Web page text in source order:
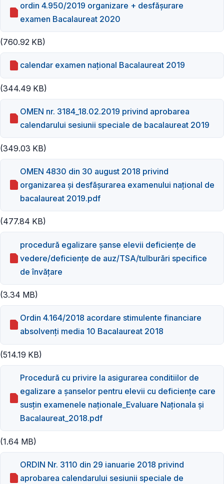
ordin 4.950/2019 organizare + desfășurare
examen Bacalaureat 2020
(760.92 KB)
calendar examen național Bacalaureat 2019
(344.49 KB)
OMEN nr. 3184_18.02.2019 privind aprobarea
calendarului sesiunii speciale de bacalaureat 2019
(349.03 KB)
OMEN 4830 din 30 august 2018 privind
organizarea şi desfăşurarea examenului naţional de
bacalaureat 2019.pdf
(477.84 KB)
procedură egalizare șanse elevii deficiențe de
vedere/deficiențe de auz/TSA/tulburări specifice
de învățare
(3.34 MB)
Ordin 4.164/2018 acordare stimulente financiare
absolvenți media 10 Bacalaureat 2018
(514.19 KB)
Procedură cu privire la asigurarea conditiilor de
egalizare a șanselor pentru elevii cu deficiențe care
susțin examenele naționale_Evaluare Naționala și
Bacalaureat_2018.pdf
(1.64 MB)
ORDIN Nr. 3110 din 29 ianuarie 2018 privind
aprobarea calendarului sesiunii speciale de